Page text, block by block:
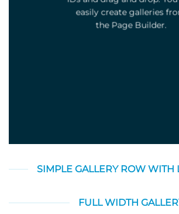
easily create galleries
the Page Builder.
SIMPLE GALLERY ROW WITH
FULL WIDTH